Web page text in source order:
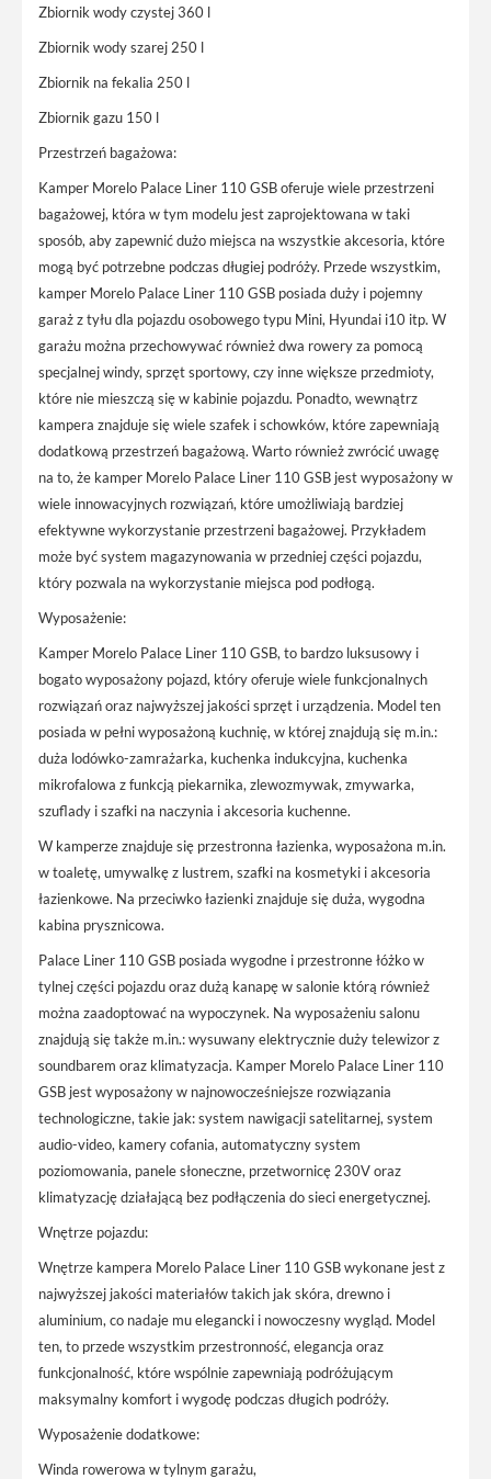
Zbiornik wody czystej 360 l
Zbiornik wody szarej 250 l
Zbiornik na fekalia 250 l
Zbiornik gazu 150 l
Przestrzeń bagażowa:
Kamper Morelo Palace Liner 110 GSB oferuje wiele przestrzeni
bagażowej, która w tym modelu jest zaprojektowana w taki
sposób, aby zapewnić dużo miejsca na wszystkie akcesoria, które
mogą być potrzebne podczas długiej podróży. Przede wszystkim,
kamper Morelo Palace Liner 110 GSB posiada duży i pojemny
garaż z tyłu dla pojazdu osobowego typu Mini, Hyundai i10 itp. W
garażu można przechowywać również dwa rowery za pomocą
specjalnej windy, sprzęt sportowy, czy inne większe przedmioty,
które nie mieszczą się w kabinie pojazdu. Ponadto, wewnątrz
kampera znajduje się wiele szafek i schowków, które zapewniają
dodatkową przestrzeń bagażową. Warto również zwrócić uwagę
na to, że kamper Morelo Palace Liner 110 GSB jest wyposażony w
wiele innowacyjnych rozwiązań, które umożliwiają bardziej
efektywne wykorzystanie przestrzeni bagażowej. Przykładem
może być system magazynowania w przedniej części pojazdu,
który pozwala na wykorzystanie miejsca pod podłogą.
Wyposażenie:
Kamper Morelo Palace Liner 110 GSB, to bardzo luksusowy i
bogato wyposażony pojazd, który oferuje wiele funkcjonalnych
rozwiązań oraz najwyższej jakości sprzęt i urządzenia. Model ten
posiada w pełni wyposażoną kuchnię, w której znajdują się m.in.:
duża lodówko-zamrażarka, kuchenka indukcyjna, kuchenka
mikrofalowa z funkcją piekarnika, zlewozmywak, zmywarka,
szuflady i szafki na naczynia i akcesoria kuchenne.
W kamperze znajduje się przestronna łazienka, wyposażona m.in.
w toaletę, umywalkę z lustrem, szafki na kosmetyki i akcesoria
łazienkowe. Na przeciwko łazienki znajduje się duża, wygodna
kabina prysznicowa.
Palace Liner 110 GSB posiada wygodne i przestronne łóżko w
tylnej części pojazdu oraz dużą kanapę w salonie którą również
można zaadoptować na wypoczynek. Na wyposażeniu salonu
znajdują się także m.in.: wysuwany elektrycznie duży telewizor z
soundbarem oraz klimatyzacja. Kamper Morelo Palace Liner 110
GSB jest wyposażony w najnowocześniejsze rozwiązania
technologiczne, takie jak: system nawigacji satelitarnej, system
audio-video, kamery cofania, automatyczny system
poziomowania, panele słoneczne, przetwornicę 230V oraz
klimatyzację działającą bez podłączenia do sieci energetycznej.
Wnętrze pojazdu:
Wnętrze kampera Morelo Palace Liner 110 GSB wykonane jest z
najwyższej jakości materiałów takich jak skóra, drewno i
aluminium, co nadaje mu elegancki i nowoczesny wygląd. Model
ten, to przede wszystkim przestronność, elegancja oraz
funkcjonalność, które wspólnie zapewniają podróżującym
maksymalny komfort i wygodę podczas długich podróży.
Wyposażenie dodatkowe:
Winda rowerowa w tylnym garażu,